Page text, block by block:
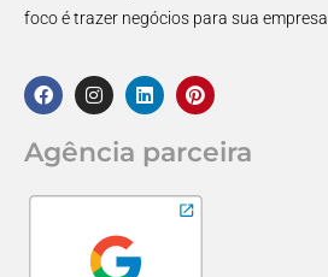
foco é trazer negócios para sua empresa.
Agência parceira